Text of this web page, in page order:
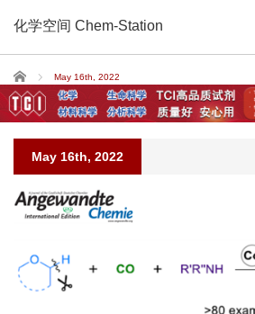
化学空间 Chem-Station
Home May 16th, 2022
May 16th, 2022